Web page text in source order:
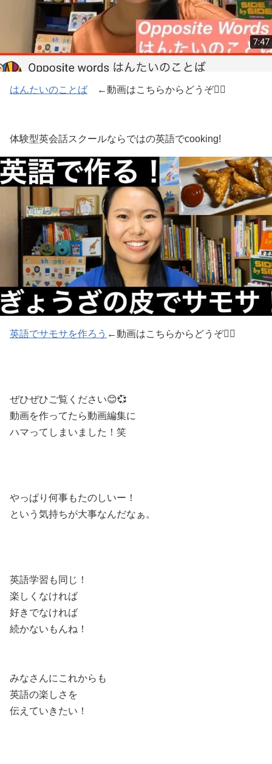
はんたいのことば ←動画はこちらからどうぞ💁‍♀️
体験型英会話スクールならではの英語でcooking!
英語でサモサを作ろう ←動画はこちらからどうぞ💁‍♀️
ぜひぜひご覧ください😊💞
動画を作ってたら動画編集に
ハマってしまいました！笑
やっぱり何事もたのしいー！
という気持ちが大事なんだなぁ。
英語学習も同じ！
楽しくなければ
好きでなければ
続かないもんね！
みなさんにこれからも
英語の楽しさを
伝えていきたい！